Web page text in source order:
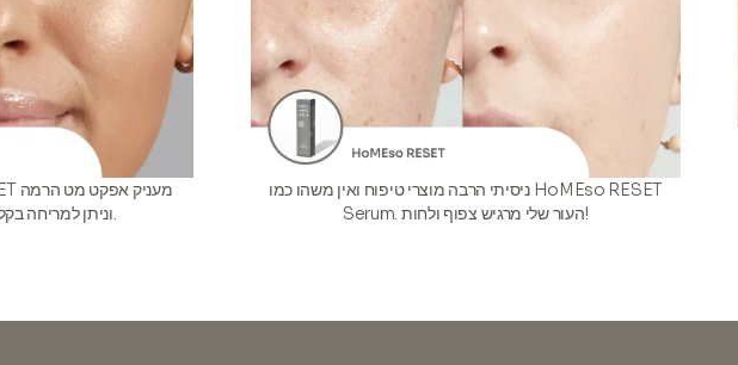
וניתן למריחה בקלות, מותיר תחושה חלקה.
ניסיתי הרבה מוצרי טיפוח ואין משהו כמו HoMEso RESET
Serum. העור שלי מרגיש צפוף ולחות!